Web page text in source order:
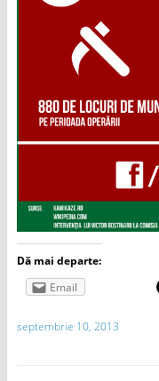
Dă mai departe:
Email
septembrie 10, 2013